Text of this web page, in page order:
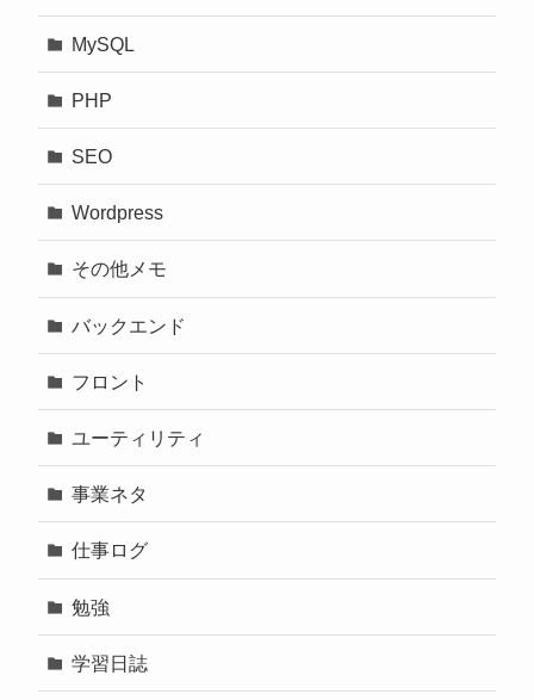
MySQL
PHP
SEO
Wordpress
その他メモ
バックエンド
フロント
ユーティリティ
事業ネタ
仕事ログ
勉強
学習日誌